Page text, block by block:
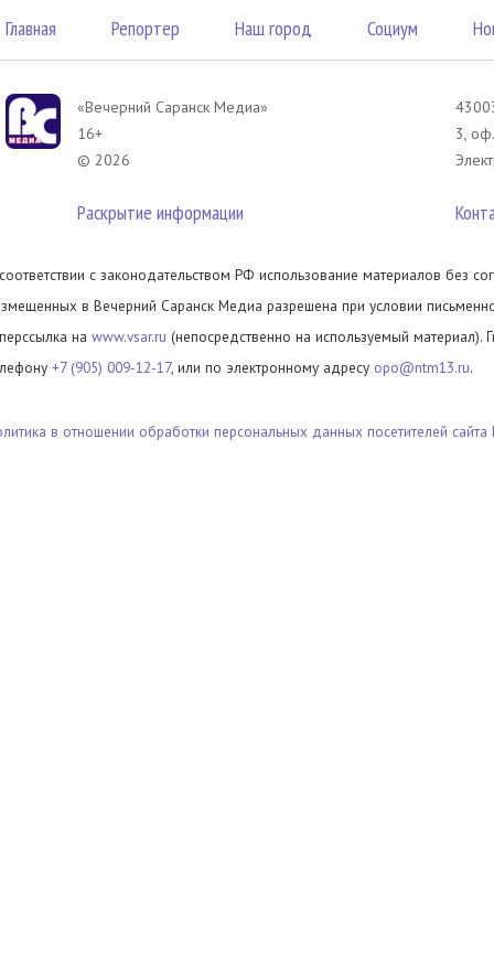
Главная Репортер Наш город Социум
«Вечерний Саранск Mедиа»
16+
© 2026
Раскрытие информации
3,
с законодательством РФ использование материалов без
в Вечерний Саранск Медиа разрешена при условии
на www.vsar.ru (непосредственно на используемый материал).
+7 (905) 009-12-17, или по электронному адресу opo@ntm13.ru.
в отношении обработки персональных данных посетителей